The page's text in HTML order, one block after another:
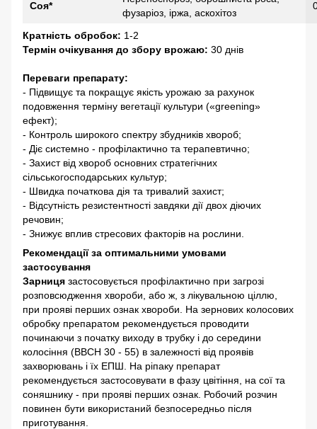
Соя*
фузаріоз, іржа, аскохітоз
Кратність обробок: 1-2
Термін очікування до збору врожаю: 30 днів
Переваги препарату:
- Підвищує та покращує якість урожаю за рахунок
подовження терміну вегетації культури («greening»
ефект);
- Контроль широкого спектру збудників хвороб;
- Діє системно - профілактично та терапевтично;
- Захист від хвороб основних стратегічних
сільськогосподарських культур;
- Швидка початкова дія та тривалий захист;
- Відсутність резистентності завдяки дії двох діючих
речовин;
- Знижує вплив стресових факторів на рослини.
Рекомендації за оптимальними умовами
застосування
Зарниця застосовується профілактично при загрозі
розповсюдження хвороби, або ж, з лікувальною ціллю,
при прояві перших ознак хвороби. На зернових колосових
обробку препаратом рекомендується проводити
починаючи з початку виходу в трубку і до середини
колосіння (ВВСН 30 - 55) в залежності від проявів
захворювань і їх ЕПШ. На ріпаку препарат
рекомендується застосовувати в фазу цвітіння, на сої та
соняшнику - при прояві перших ознак. Робочий розчин
повинен бути використаний безпосередньо після
приготування.